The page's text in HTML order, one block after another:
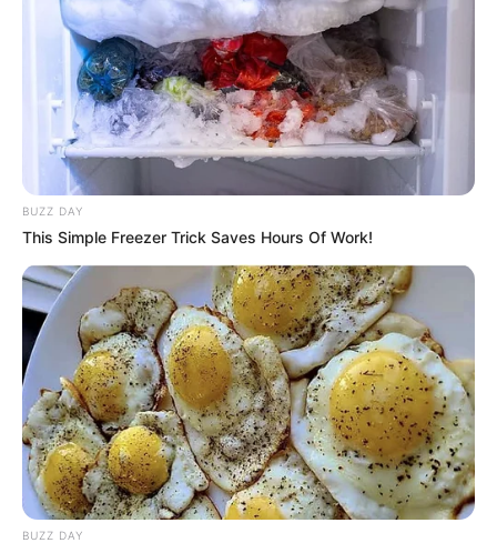
BUZZ DAY
This Simple Freezer Trick Saves Hours Of Work!
BUZZ DAY